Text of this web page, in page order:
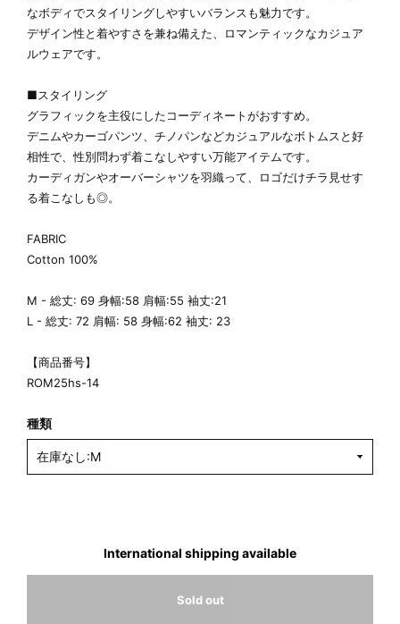
なボディでスタイリングしやすいバランスも魅力です。
デザイン性と着やすさを兼ね備えた、ロマンティックなカジュア
ルウェアです。
■スタイリング
グラフィックを主役にしたコーディネートがおすすめ。
デニムやカーゴパンツ、チノパンなどカジュアルなボトムスと好
相性で、性別問わず着こなしやすい万能アイテムです。
カーディガンやオーバーシャツを羽織って、ロゴだけチラ見せす
る着こなしも◎。
FABRIC
Cotton 100%
M - 総丈: 69 身幅:58 肩幅:55 袖丈:21
L - 総丈: 72 肩幅: 58 身幅:62 袖丈: 23
【商品番号】
ROM25hs-14
種類
International shipping available
Sold out